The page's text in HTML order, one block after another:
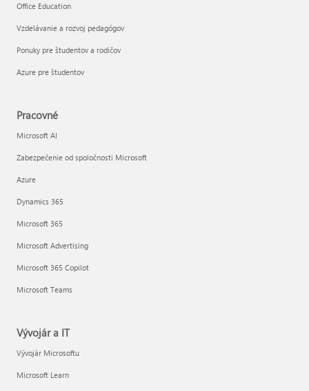
Office Education
Vzdelávanie a rozvoj pedagógov
Ponuky pre študentov a rodičov
Azure pre študentov
Pracovné
Microsoft AI
Zabezpečenie od spoločnosti Microsoft
Azure
Dynamics 365
Microsoft 365
Microsoft Advertising
Microsoft 365 Copilot
Microsoft Teams
Vývojár a IT
Vývojár Microsoftu
Microsoft Learn